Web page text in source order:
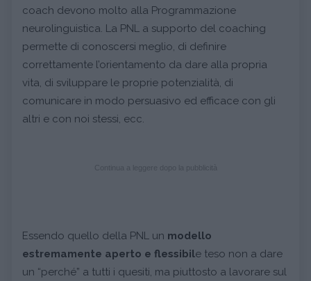
coach devono molto alla Programmazione
neurolinguistica. La PNL a supporto del coaching
permette di conoscersi meglio, di definire
correttamente l’orientamento da dare alla propria
vita, di sviluppare le proprie potenzialità, di
comunicare in modo persuasivo ed efficace con gli
altri e con noi stessi, ecc.
Essendo quello della PNL un modello
estremamente aperto e flessibile teso non a dare
un “perché” a tutti i quesiti, ma piuttosto a lavorare sul